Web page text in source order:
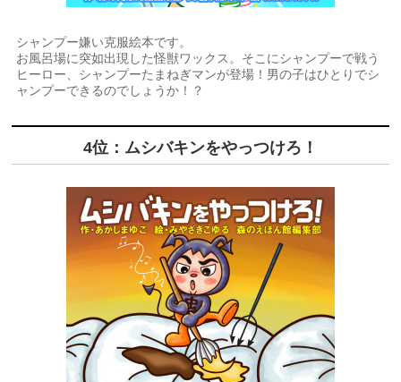
シャンプー嫌い克服絵本です。
お風呂場に突如出現した怪獣ワックス。そこにシャンプーで戦う
ヒーロー、シャンプーたまねぎマンが登場！男の子はひとりでシ
ャンプーできるのでしょうか！？
4位：ムシバキンをやっつけろ！